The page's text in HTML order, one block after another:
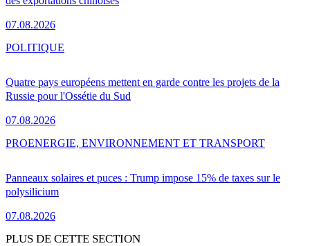
07.08.2026
Quatre pays européens mettent en garde contre les projets de la
Russie pour l'Ossétie du Sud
07.08.2026
POLITIQUE
Panneaux solaires et puces : Trump impose 15% de taxes sur le
polysilicium
07.08.2026
PROENERGIE, ENVIRONNEMENT ET TRANSPORT
PLUS DE CETTE SECTION